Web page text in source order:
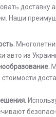
доставку
Наши
авто из